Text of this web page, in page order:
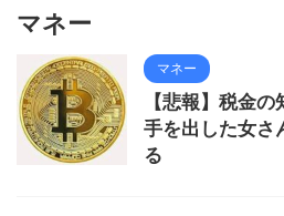
マネー
マネー
【悲報】税金
手を出した女さ
る